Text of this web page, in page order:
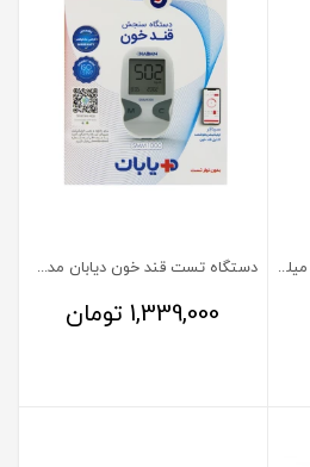
قطره بخور اکالیپتوس باریج 15 میلی لیتر دستگاه تست قند خون دیابان مدل SMM1000
1,339,000 تومان